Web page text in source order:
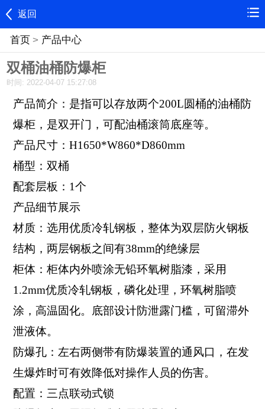
返回
首页 > 产品中心
双桶油桶防爆柜
时间: 2022-04-07 15:27:08
产品简介：是指可以存放两个200L圆桶的油桶防
爆柜，是双开门，可配油桶滚筒底座等。
产品尺寸：H1650*W860*D860mm
桶型：双桶
配套层板：1个
产品细节展示
材质：选用优质冷轧钢板，整体为双层防火钢板
结构，两层钢板之间有38mm的绝缘层
柜体：柜体内外喷涂无铅环氧树脂漆，采用
1.2mm优质冷轧钢板，磷化处理，环氧树脂喷
涂，高温固化。底部设计防泄露门槛，可留滞外
泄液体。
防爆孔：左右两侧带有防爆装置的通风口，在发
生爆炸时可有效降低对操作人员的伤害。
配置：三点联动式锁